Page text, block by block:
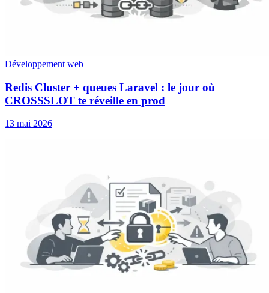
Développement web
Redis Cluster + queues Laravel : le jour où
CROSSSLOT te réveille en prod
13 mai 2026